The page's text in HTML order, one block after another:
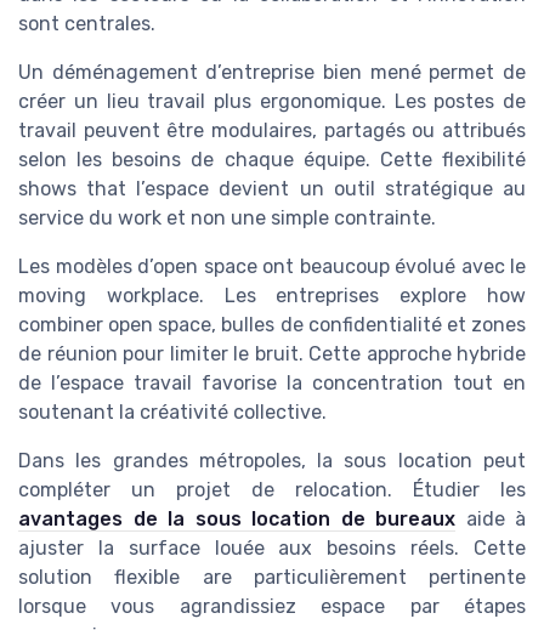
sont centrales.
Un déménagement d’entreprise bien mené permet de
créer un lieu travail plus ergonomique. Les postes de
travail peuvent être modulaires, partagés ou attribués
selon les besoins de chaque équipe. Cette flexibilité
shows that l’espace devient un outil stratégique au
service du work et non une simple contrainte.
Les modèles d’open space ont beaucoup évolué avec le
moving workplace. Les entreprises explore how
combiner open space, bulles de confidentialité et zones
de réunion pour limiter le bruit. Cette approche hybride
de l’espace travail favorise la concentration tout en
soutenant la créativité collective.
Dans les grandes métropoles, la sous location peut
compléter un projet de relocation. Étudier les
avantages de la sous location de bureaux aide à
ajuster la surface louée aux besoins réels. Cette
solution flexible are particulièrement pertinente
lorsque vous agrandissiez espace par étapes